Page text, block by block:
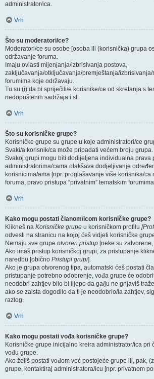
administrator/ica.
Vrh
Što su moderatori/ce?
Moderatori/ce su osobe [osoba ili (korisnička) grupa
održavanje foruma.
Imaju ovlasti mijenjanja/izbrisivanja postova,
zaključavanja/otključavanja/premještanja/
forumima koje održavaju.
Tu su (i) da bi spriječili/e korisnike/ce od skretanja s
nedopuštenih sadržaja i sl.
Vrh
Što su korisničke grupe?
Korisničke grupe su grupe u koje administratori/ce
Svaki/a korisnik/ca može pripadati većem broju grupa.
Svakoj grupi mogu biti dodijeljena individualna prava
administratorima/cama olakšava dodjeljivanje
korisnicima/ama [npr. proglašavanje više korisnika/ca
foruma, pravo pristupa “privatnim” tematskim
Vrh
Kako mogu postati članom/icom korisničke grupe?
Klikneš na Korisničke grupe u korisničkom profilu
odvesti na stranicu na kojoj ćeš vidjeti korisničke
Nemaju sve grupe otvoren pristup [neke su
Ako imaš pristup korisničkoj grupi, za pristupanje
naredbu [obično Pristupi grupi].
Ako je grupa otvorenog tipa, automatski ćeš postati
pristupanje potrebno odobrenje, vođa grupe će
neodobri zahtjev bilo bi lijepo da ga/ju ne gnjaviš
ako se zaista dogodilo da ti je neodobrio/la zahtjev,
razlog.
Vrh
Kako mogu postati vođa korisničke grupe?
Korisničke grupe inicijalno kreira administrator/ica pri
vođu grupe.
Ako želiš postati vođom već postojeće grupe ili, pak,
grupe, kontaktiraj administratora/icu [npr. privatnom